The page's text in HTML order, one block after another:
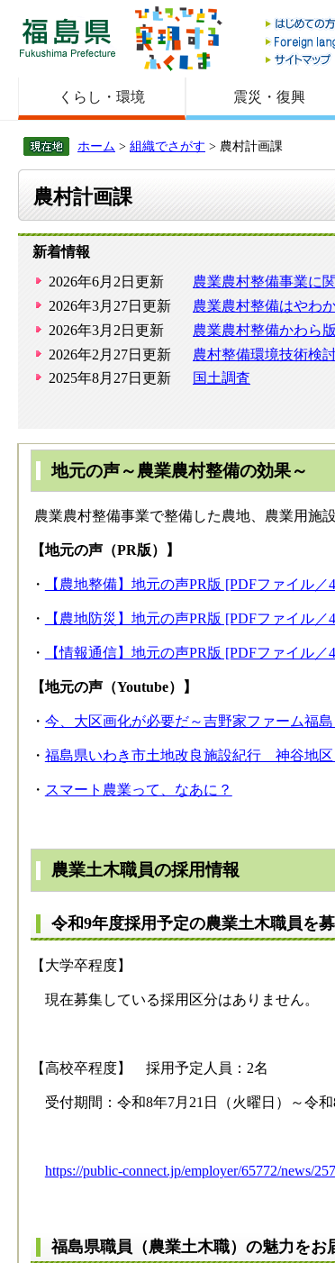
福島県
くらし・環境 震災・復興
ホーム > 組織でさがす > 農村計画課
農村計画課
新着情報
2026年6月2日更新
農業農村整備事業に
2026年3月27日更新
農業農村整備はやわ
2026年3月2日更新
農業農村整備かわら
2026年2月27日更新
農村整備環境技術検
2025年8月27日更新
国土調査
​地元の声～農業農村整備の効果～
農業農村整備事業で整備した農地、農業用施
【地元の声（PR版）】
・ 【農地整備】地元の声PR版 [PDFファイル／
・ 【農地防災】地元の声PR版 [PDFファイル／
・ 【情報通信】地元の声PR版 [PDFファイル／
【地元の声（Youtube）】
・ 今、大区画化が必要だ～吉野家ファーム福島
・ 福島県いわき市土地改良施設紀行 神谷地区
・ スマート農業って、なあに？
農業土木職員の採用情報
令和9年度採用予定の農業土木職員を
【大学卒程度】
現在募集している採用区分はありません。
【高校卒程度】 採用予定人員：2名
受付期間：令和8年7月21日（火曜日）～令和
https://public-connect.jp/employer/65772/news/
福島県職員（農業土木職）の魅力をお